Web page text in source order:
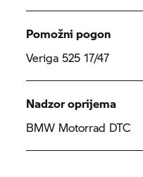
Pomožni pogon
Veriga 525 17/47
Nadzor oprijema
BMW Motorrad DTC